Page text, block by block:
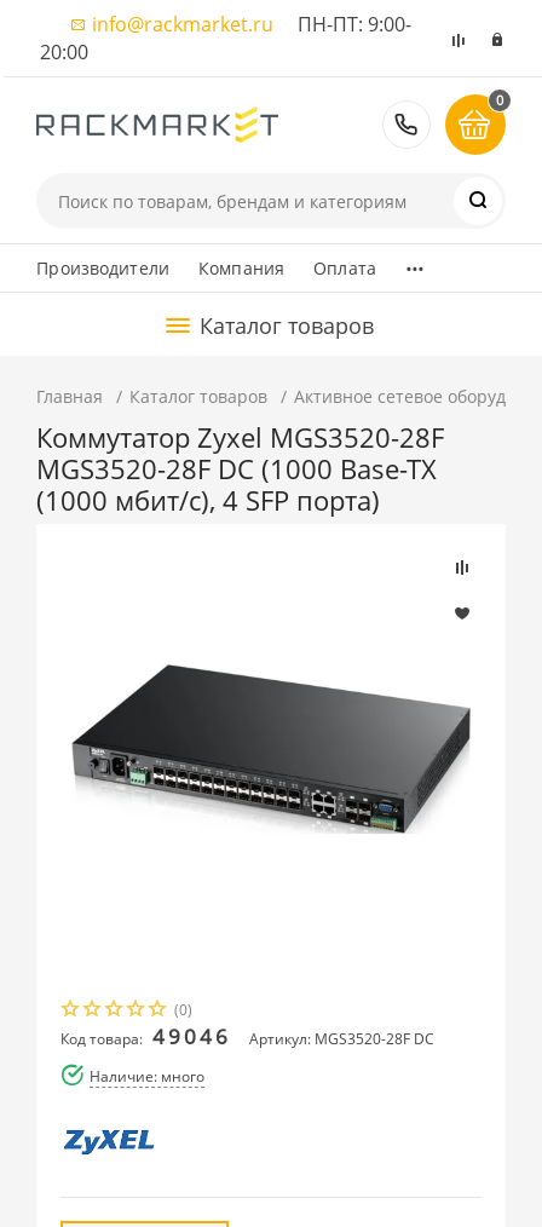
info@rackmarket.ru ПН-ПТ: 9:00-
20:00
8 (495)
0
Производители Компания Оплата ...
Каталог товаров
Главная Каталог товаров Активное сетевое
Коммутатор Zyxel MGS3520-28F
MGS3520-28F DC (1000 Base-TX
(1000 мбит/с), 4 SFP порта)
(0)
Код товара: 49046
Артикул: MGS3520-28F DC
Наличие: много